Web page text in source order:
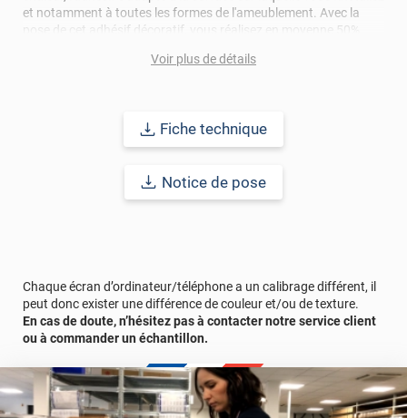
et notamment à toutes les formes de l'ameublement. Avec la
pose de cet adhésif décoratif, vous réalisez en moyenne 50%
résistance à l’eau, à la saleté, à l’abrasion, aux UV et à l’usure.
Grâce à son épaisseur, cet adhésif masque également les petites
revêtement peut être installé dans un lieu ouvert public.
véritable, nous vous conseillons de faire une demande
d'échantillons gratuite.
Voir plus de détails
Fiche technique
Notice de pose
Chaque écran d’ordinateur/téléphone a un calibrage différent, il
peut donc exister une différence de couleur et/ou de texture.
En cas de doute, n’hésitez pas à contacter notre service client
ou à commander un échantillon.